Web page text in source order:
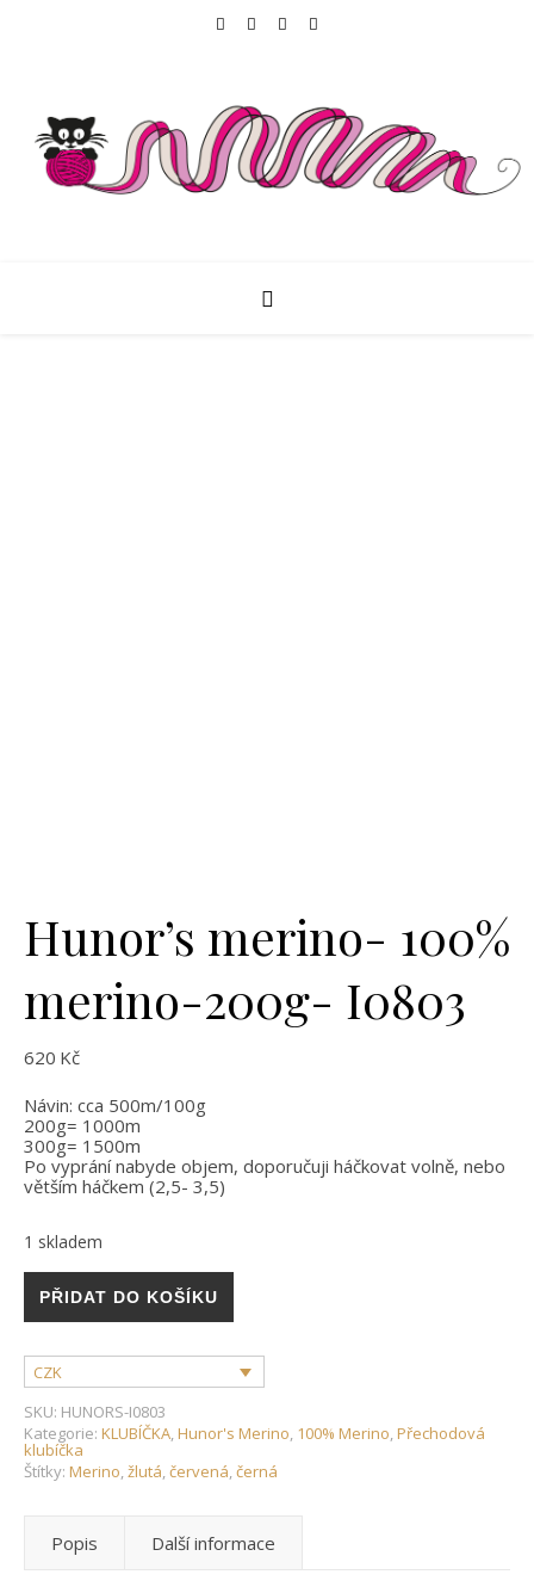
Hunor’s merino- 100%
merino-200g- I0803
620 Kč
Návin: cca 500m/100g
200g= 1000m
300g= 1500m
Po vyprání nabyde objem, doporučuji háčkovat volně, nebo
větším háčkem (2,5- 3,5)
1 skladem
PŘIDAT DO KOŠÍKU
CZK
SKU: HUNORS-I0803
Kategorie: KLUBÍČKA,Hunor's Merino, 100% Merino,Přechodová
klubíčka
Štítky: Merino,žlutá,červená,černá
Popis Další informace